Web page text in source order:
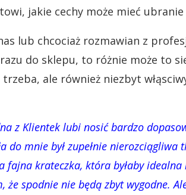
jakie cechy może mieć
lub chcociaż rozmawian z
do sklepu, to różnie może to
ale również niezbyt
z Klientek lubi nosić bardzo
do mnie był zupełnie nierozciągliwa
fajna krateczka, która byłaby
że spodnie nie będą zbyt wygodne.